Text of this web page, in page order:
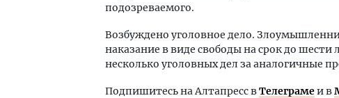
подозреваемого.
Возбуждено уголовное дело.
наказание в виде свободы на срок до
несколько уголовных дел за аналогичные
Подпишитесь на Алтапресс вТелеграмеи в